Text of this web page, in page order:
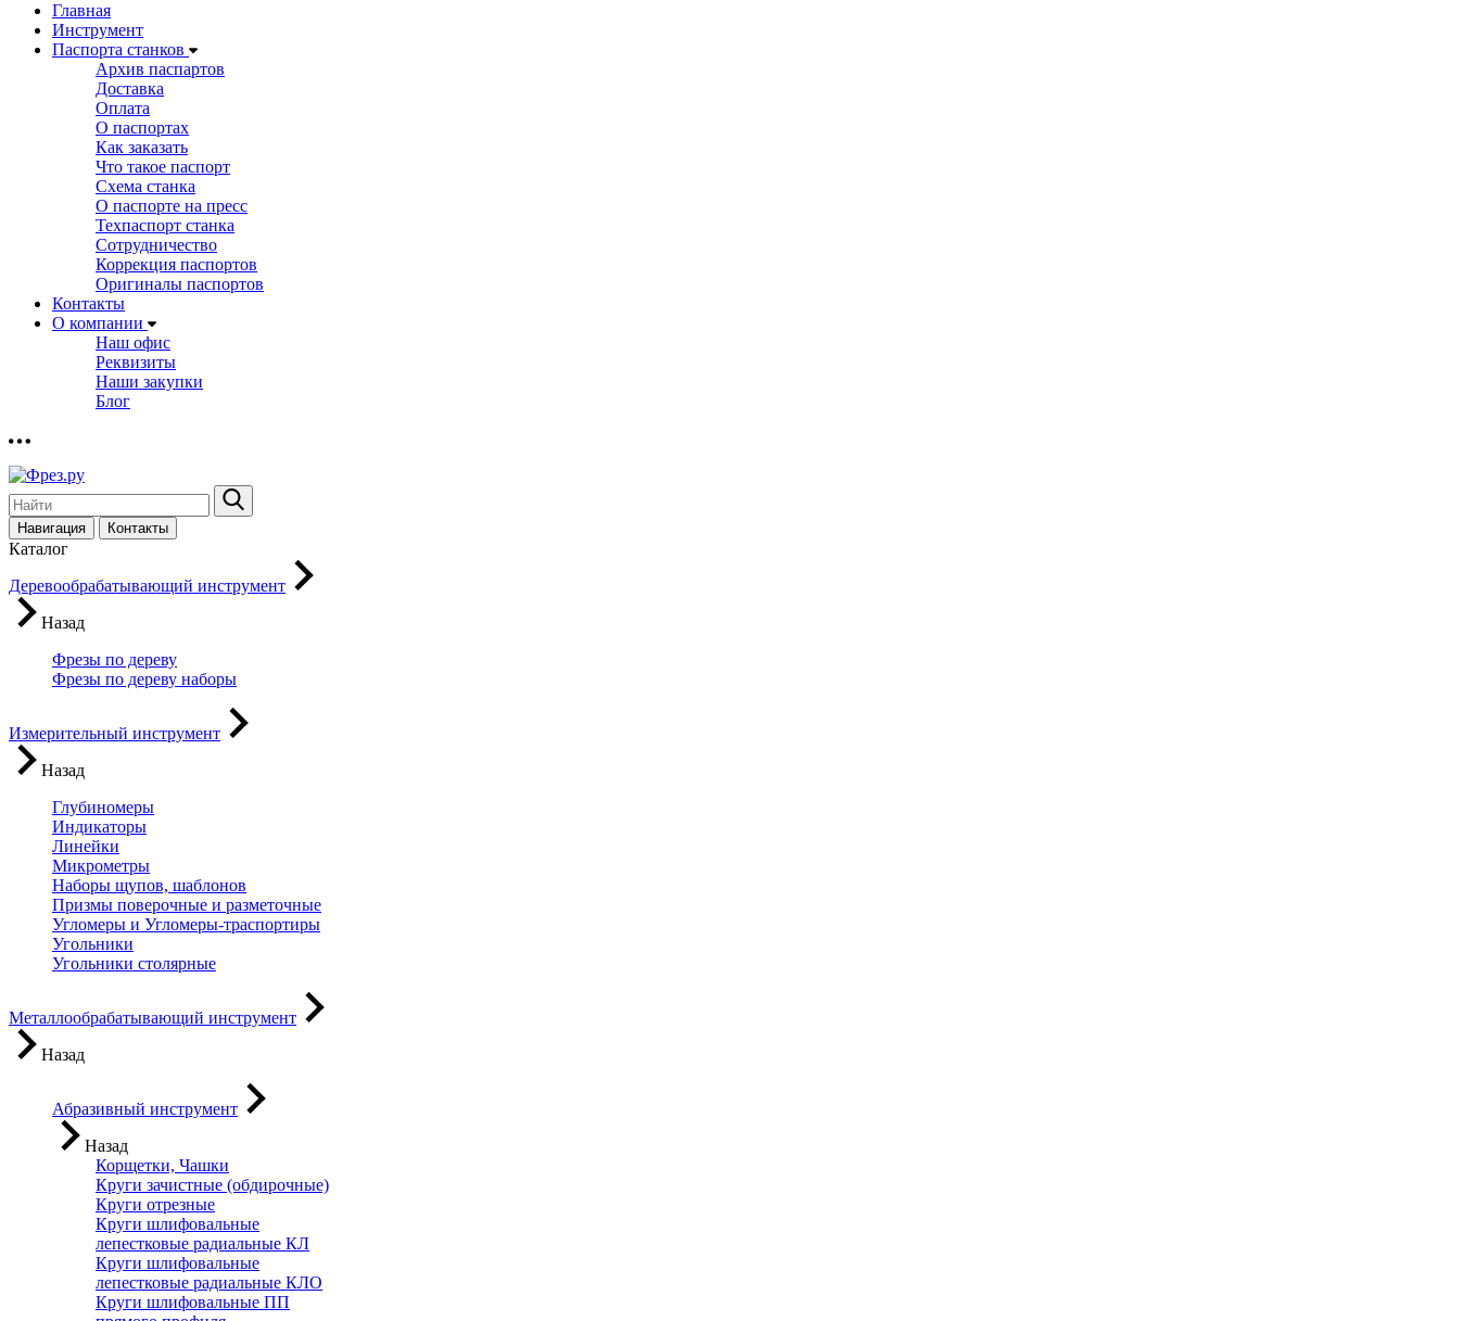
Главная
Инструмент
Паспорта станков
Архив паспартов
Доставка
Оплата
О паспортах
Как заказать
Что такое паспорт
Схема станка
О паспорте на пресс
Техпаспорт станка
Сотрудничество
Коррекция паспортов
Оригиналы паспортов
Контакты
О компании
Наш офис
Реквизиты
Наши закупки
Блог
Навигация Контакты
Каталог
Деревообрабатывающий инструмент
Назад
Фрезы по дереву
Фрезы по дереву наборы
Измерительный инструмент
Назад
Глубиномеры
Индикаторы
Линейки
Микрометры
Наборы щупов, шаблонов
Призмы поверочные и разметочные
Угломеры и Угломеры-траспортиры
Угольники
Угольники столярные
Металлообрабатывающий инструмент
Назад
Абразивный инструмент
Назад
Корщетки, Чашки
Круги зачистные (обдирочные)
Круги отрезные
Круги шлифовальные
лепестковые радиальные КЛ
Круги шлифовальные
лепестковые радиальные КЛО
Круги шлифовальные ПП